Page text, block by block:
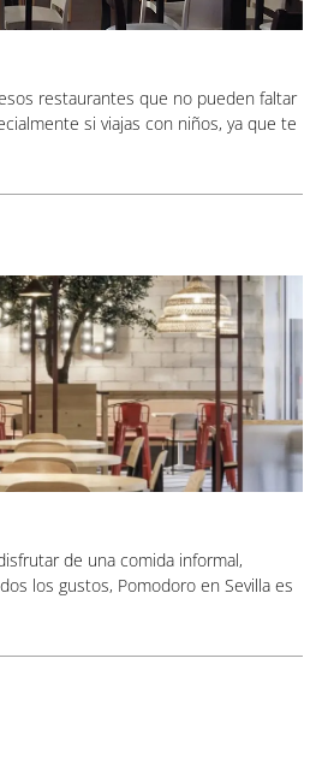
restaurantes que no pueden faltar
si viajas con niños, ya que te
de una comida informal,
los gustos, Pomodoro en Sevilla es